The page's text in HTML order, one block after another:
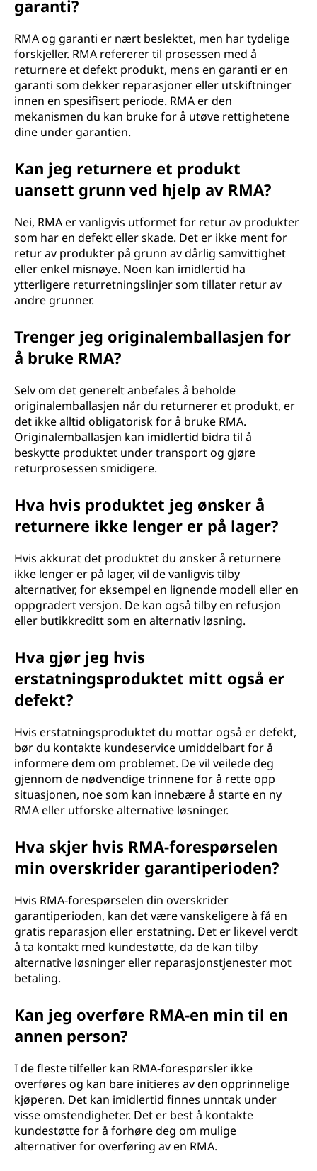
garanti?
RMA og garanti er nært beslektet, men har tydelige
forskjeller. RMA refererer til prosessen med å
returnere et defekt produkt, mens en garanti er en
garanti som dekker reparasjoner eller utskiftninger
innen en spesifisert periode. RMA er den
mekanismen du kan bruke for å utøve rettighetene
dine under garantien.
Kan jeg returnere et produkt
uansett grunn ved hjelp av RMA?
Nei, RMA er vanligvis utformet for retur av produkter
som har en defekt eller skade. Det er ikke ment for
retur av produkter på grunn av dårlig samvittighet
eller enkel misnøye. Noen kan imidlertid ha
ytterligere returretningslinjer som tillater retur av
andre grunner.
Trenger jeg originalemballasjen for
å bruke RMA?
Selv om det generelt anbefales å beholde
originalemballasjen når du returnerer et produkt, er
det ikke alltid obligatorisk for å bruke RMA.
Originalemballasjen kan imidlertid bidra til å
beskytte produktet under transport og gjøre
returprosessen smidigere.
Hva hvis produktet jeg ønsker å
returnere ikke lenger er på lager?
Hvis akkurat det produktet du ønsker å returnere
ikke lenger er på lager, vil de vanligvis tilby
alternativer, for eksempel en lignende modell eller en
oppgradert versjon. De kan også tilby en refusjon
eller butikkreditt som en alternativ løsning.
Hva gjør jeg hvis
erstatningsproduktet mitt også er
defekt?
Hvis erstatningsproduktet du mottar også er defekt,
bør du kontakte kundeservice umiddelbart for å
informere dem om problemet. De vil veilede deg
gjennom de nødvendige trinnene for å rette opp
situasjonen, noe som kan innebære å starte en ny
RMA eller utforske alternative løsninger.
Hva skjer hvis RMA-forespørselen
min overskrider garantiperioden?
Hvis RMA-forespørselen din overskrider
garantiperioden, kan det være vanskeligere å få en
gratis reparasjon eller erstatning. Det er likevel verdt
å ta kontakt med kundestøtte, da de kan tilby
alternative løsninger eller reparasjonstjenester mot
betaling.
Kan jeg overføre RMA-en min til en
annen person?
I de fleste tilfeller kan RMA-forespørsler ikke
overføres og kan bare initieres av den opprinnelige
kjøperen. Det kan imidlertid finnes unntak under
visse omstendigheter. Det er best å kontakte
kundestøtte for å forhøre deg om mulige
alternativer for overføring av en RMA.